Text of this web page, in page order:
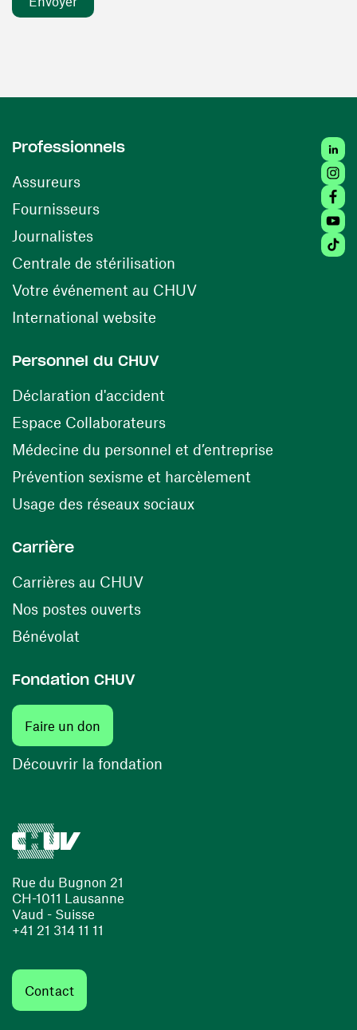
Rue du Bugnon 21
CH-1011 Lausanne
Vaud - Suisse
+41 21 314 11 11
Contact
Professionnels
Assureurs
Fournisseurs(ouvre une nouvelle fenêtre)
Journalistes
Centrale de stérilisation (ouvre une nouvelle
Votre événement au CHUV(ouvre une nouvelle
International website
Personnel du CHUV
Déclaration d'accident
Espace Collaborateurs(ouvre une nouvelle fenêtre)
Médecine du personnel et d’entreprise
Prévention sexisme et harcèlement
Usage des réseaux sociaux(ouvre une nouvelle
Carrière
Carrières au CHUV(ouvre une nouvelle fenêtre)
Nos postes ouverts(ouvre une nouvelle fenêtre)
Bénévolat
Fondation CHUV
Faire un don
Découvrir la fondation